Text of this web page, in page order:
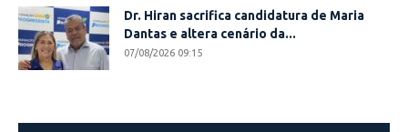
Dr. Hiran sacrifica candidatura de Maria
Dantas e altera cenário da...
07/08/2026 09:15